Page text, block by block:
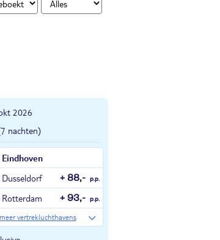
2026
nachten)
Eindhoven
+ 88,- p.p.
Rotterdam + 93,- p.p.
vertrekluchthavens